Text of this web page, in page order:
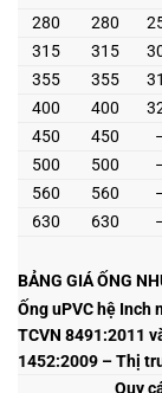
280
280
315
315
355
355
400
400
450
450
500
500
560
560
630
630
BẢNG GIÁ ỐNG
Ống uPVC hệ Inch
TCVN 8491:2011
1452:2009 – Thị
Quy